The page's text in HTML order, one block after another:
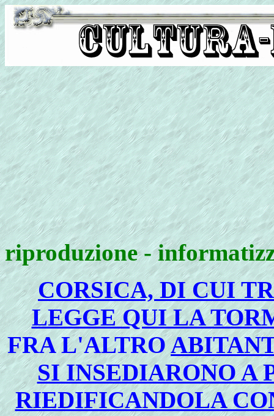
riproduzione -
CORSICA, DI CUI
LEGGE QUI LA
FRA L'ALTRO
SI INSEDIARONO A
RIEDIFICANDOLA